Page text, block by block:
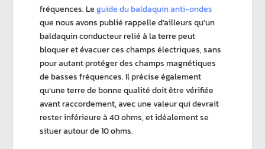
fréquences. Leguide du baldaquin anti-ondes
que nous avons publié rappelle d’ailleurs qu’un
baldaquin conducteurrelié à la terre peut
bloquer et évacuer ceschamps électriques, sans
pour autant protéger deschamps magnétiques
de basses fréquences. Il précise également
qu’une terre de bonne qualité doit être vérifiée
avant raccordement, avec une valeur qui devrait
rester inférieure à 40 ohms, et idéalement se
situer autour de 10 ohms.